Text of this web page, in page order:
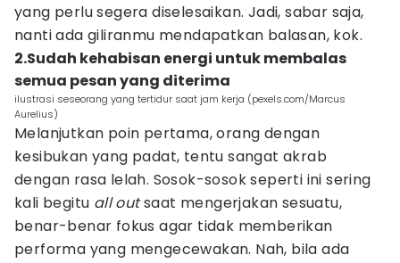
yang perlu segera diselesaikan. Jadi, sabar saja,
nanti ada giliranmu mendapatkan balasan, kok.
2.Sudah kehabisan energi untuk membalas
semua pesan yang diterima
ilustrasi seseorang yang tertidur saat jam kerja (pexels.com/Marcus
Aurelius)
Melanjutkan poin pertama, orang dengan
kesibukan yang padat, tentu sangat akrab
dengan rasa lelah. Sosok-sosok seperti ini sering
kali begitu all outsaat mengerjakan sesuatu,
benar-benar fokus agar tidak memberikan
performa yang mengecewakan. Nah, bila ada